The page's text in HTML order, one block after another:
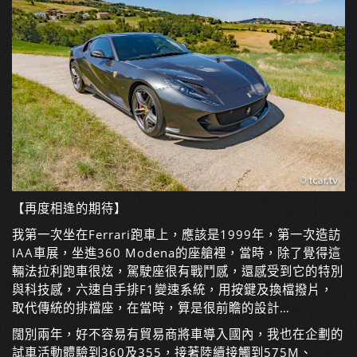
【再度相逢的期待】
我第一次坐在Ferrari跑車上，應該是1999年，第一次造訪
IAA車展，坐進360 Modena的座艙裡，當時，除了覺得這
輛法拉利跑車很炫，駕駛座很有戰鬥感，還感受到它的特別
與科技感，六速自手排F1變速系統，用按鍵及換檔撥片，
取代傳統的排檔座，在當時，算是很前瞻的設計…
闊別兩年，好不容易有貿易商將車導入國內，我也在企劃的
試車活動體驗到360及355，接著陸續接觸到575M、